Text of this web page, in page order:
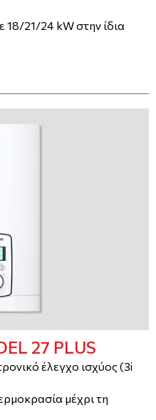
18/21/24 kW στην ίδια
27 PLUS
έλεγχο ισχύος (3i
μέχρι τη